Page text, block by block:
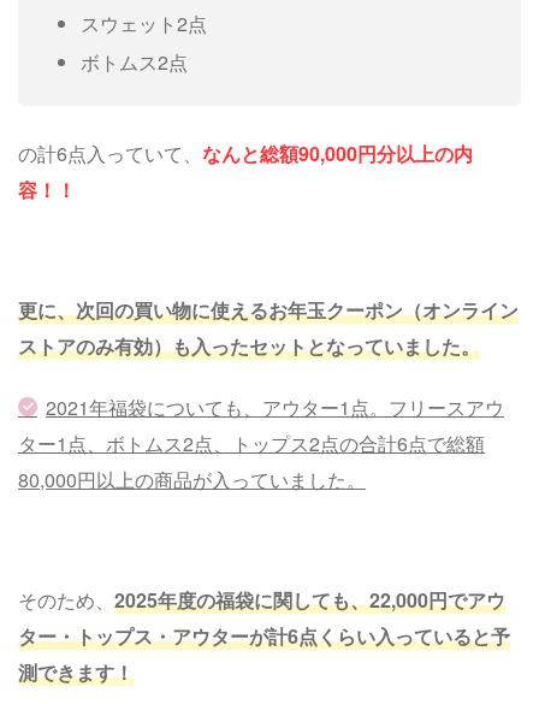
スウェット2点
ボトムス2点
の計6点入っていて、 なんと総額90,000円分以上の内
容！！
更に、次回の買い物に使えるお年玉クーポン（オンライン
ストアのみ有効）も入ったセットとなっていました。
2021年福袋についても、アウター1点。フリースアウ
ター1点、ボトムス2点、トップス2点の合計6点で総額
80,000円以上の商品が入っていました。
そのため、 2025年度の福袋に関しても、22,000円でアウ
ター・トップス・アウターが計6点くらい入っていると予
測できます！